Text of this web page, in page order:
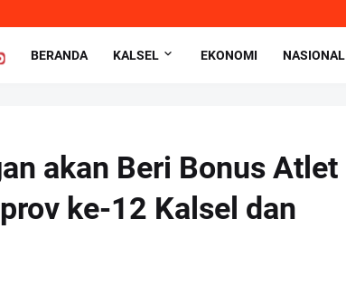
BERANDA KALSEL EKONOMI NASIONAL
akan Beri Bonus Atlet
ke-12 Kalsel dan